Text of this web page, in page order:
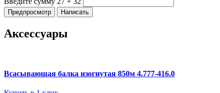
Аксессуары
Всасывающая балка изогнутая 850м 4.777-416.0